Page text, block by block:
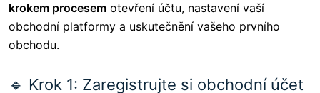
krokem procesem otevření účtu, nastavení vaší
obchodní platformy a uskutečnění vašeho prvního
obchodu.
🔹 Krok 1: Zaregistrujte si obchodní účet